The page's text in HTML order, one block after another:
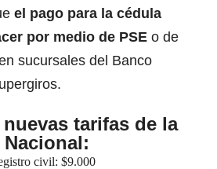
el pago para la cédula
por medio de PSE o de
sucursales del Banco
tarifas de la
civil: $9.000